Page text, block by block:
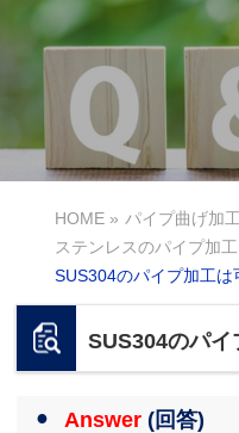
HOME » パイプ曲げ加
ステンレスのパイプ加
SUS304のパイプ加工は
SUS304のパイ
Answer (回答)